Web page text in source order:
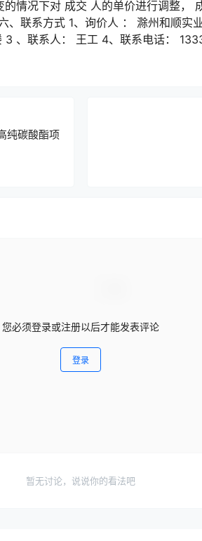
情况下对 成交 人的单价进行调整，
、联系方式 1、询价人 ： 滁州和顺
3 、联系人： 王工 4、联系电话：
纯碳酸酯项
您必须登录或注册以后才能发表评论
登录
暂无讨论，说说你的看法吧